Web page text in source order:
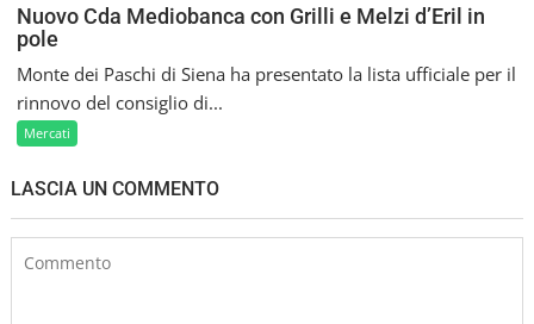
Nuovo Cda Mediobanca con Grilli e Melzi d’Eril in
pole
Monte dei Paschi di Siena ha presentato la lista ufficiale per il
rinnovo del consiglio di...
Mercati
LASCIA UN COMMENTO